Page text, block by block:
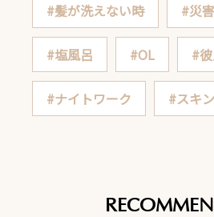
#髪が洗えない時 #災
#塩風呂 #OL #
#ナイトワーク #スキ